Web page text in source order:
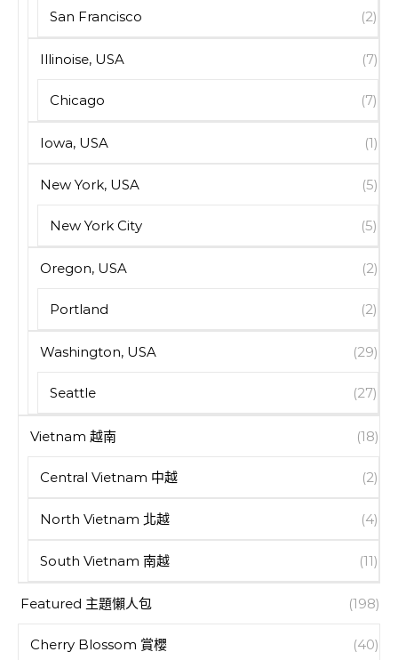
San Francisco (2)
Illinoise, USA (7)
Chicago (7)
Iowa, USA (1)
New York, USA (5)
New York City (5)
Oregon, USA (2)
Portland (2)
Washington, USA (29)
Seattle (27)
Vietnam 越南 (18)
Central Vietnam 中越 (2)
North Vietnam 北越 (4)
South Vietnam 南越 (11)
Featured 主題懶人包 (198)
Cherry Blossom 賞櫻 (40)